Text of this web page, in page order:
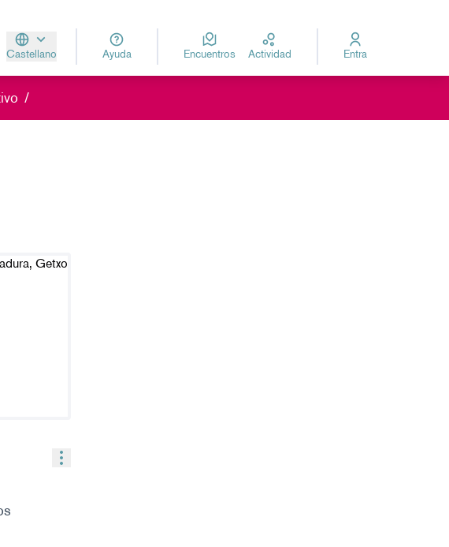
Castellano
Aukeratu hizkuntzaElegir el idioma
Ayuda Encuentros Actividad Entra
/
Controles de recursos